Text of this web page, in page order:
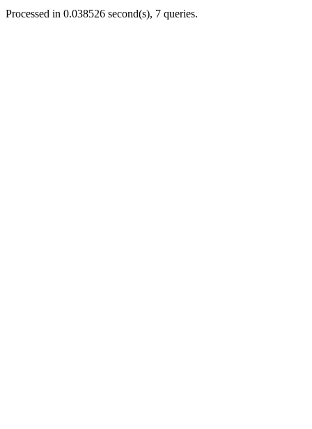
Processed in 0.038526 second(s), 7 queries.